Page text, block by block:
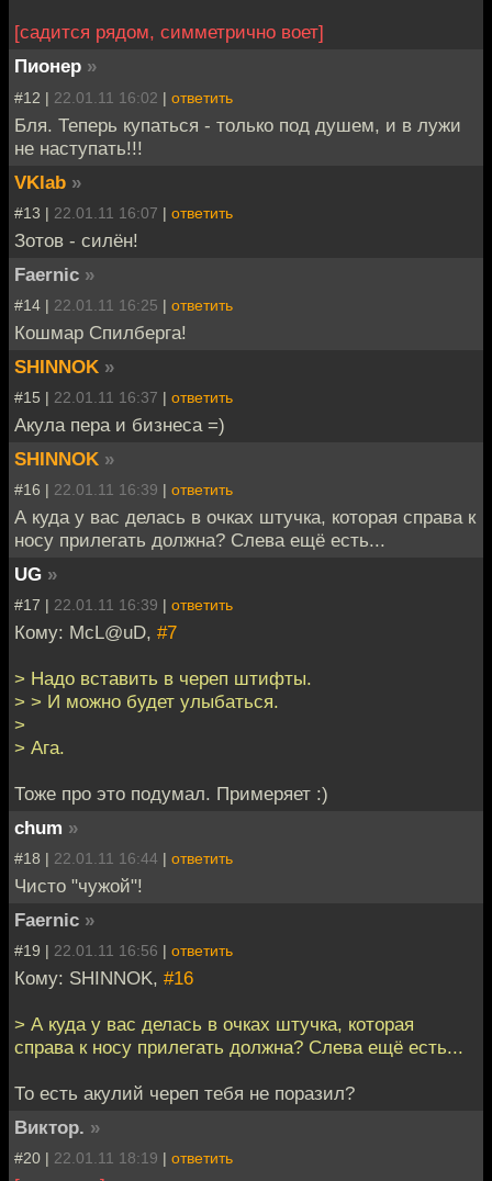
[cадится рядом, симметрично воет]
Пионер »
#12 | 22.01.11 16:02 | ответить
Бля. Теперь купаться - только под душем, и в лужи
не наступать!!!
VKlab »
#13 | 22.01.11 16:07 | ответить
Зотов - силён!
Faernic »
#14 | 22.01.11 16:25 | ответить
Кошмар Спилберга!
SHINNOK »
#15 | 22.01.11 16:37 | ответить
Акула пера и бизнеса =)
SHINNOK »
#16 | 22.01.11 16:39 | ответить
А куда у вас делась в очках штучка, которая справа к
носу прилегать должна? Слева ещё есть...
UG »
#17 | 22.01.11 16:39 | ответить
Кому: McL@uD, #7
> Надо вставить в череп штифты.
> > И можно будет улыбаться.
>
> Ага.
Тоже про это подумал. Примеряет :)
chum »
#18 | 22.01.11 16:44 | ответить
Чисто "чужой"!
Faernic »
#19 | 22.01.11 16:56 | ответить
Кому: SHINNOK, #16
> А куда у вас делась в очках штучка, которая
справа к носу прилегать должна? Слева ещё есть...
То есть акулий череп тебя не поразил?
Виктор. »
#20 | 22.01.11 18:19 | ответить